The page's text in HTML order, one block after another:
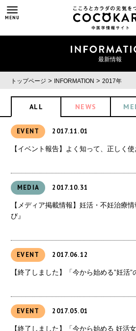
MENU
最新情報
トップページ > INFORMATION >2017年
ALL NEWS
EVENT 2017.11.01
【イベント報告】よく知って、正しく
MEDIA 2017.10.31
【メディア掲載情報】妊活・不妊治療
び』
EVENT 2017.06.12
【終了しました】「今から始める”妊活
EVENT 2017.05.01
【終了しました】「今から始める 妊活